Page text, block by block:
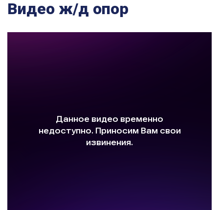
Видео ж/д опор